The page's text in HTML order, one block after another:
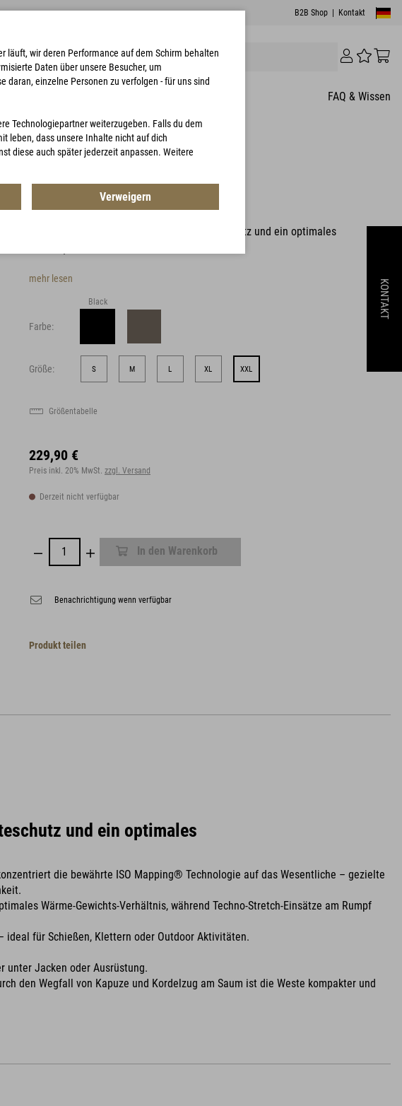
B2B Shop Kontakt
FAQ & Wissen
MG1209
Innovative Technologie für gezielten Kälteschutz und ein optimales
mehr lesen
Farbe:
Black
Größe: S M L XL XXL
Größentabelle
229,90 €
Preis inkl. 20% MwSt. zzgl. Versand
Derzeit nicht verfügbar
In den Warenkorb
Benachrichtigung wenn verfügbar
Produkt teilen
und ein optimales
die bewährte ISO Mapping® Technologie auf das Wesentliche – gezielte
Wärme-Gewichts-Verhältnis, während Techno-Stretch-Einsätze am Rumpf
für Schießen, Klettern oder Outdoor Aktivitäten.
unter Jacken oder Ausrüstung.
den Wegfall von Kapuze und Kordelzug am Saum ist die Weste kompakter und
KONTAKT
läuft, wir deren Performance auf dem Schirm behalten
Daten über unsere Besucher, um
einzelne Personen zu verfolgen - für uns sind
Technologiepartner weiterzugeben. Falls du dem
leben, dass unsere Inhalte nicht auf dich
diese auch später jederzeit anpassen. Weitere
Verweigern